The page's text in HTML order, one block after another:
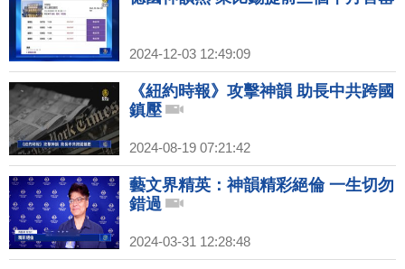
2024-12-03 12:49:09
《紐約時報》攻擊神韻 助長中共跨國
鎮壓
2024-08-19 07:21:42
藝文界精英：神韻精彩絕倫 一生切勿
錯過
2024-03-31 12:28:48